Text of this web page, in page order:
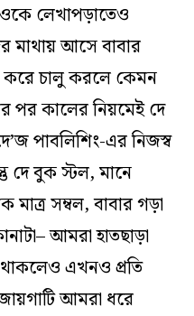
লেখাপড়াতেও
মাথায় আসে বাবার
করে চালু করলে কেমন
পর কালের নিয়মেই দে
পাবলিশিং-এর নিজস্ব
দে বুক স্টল, মানে
সম্বল, বাবার গড়া
আমরা হাতছাড়া
এখনও প্রতি
জায়গাটি আমরা ধরে